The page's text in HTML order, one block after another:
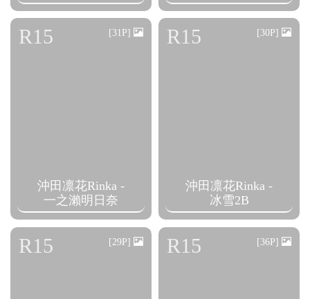
沖田凛花Rinka -
一之瀨明日奈
R15 [31P]
沖田凛花Rinka -
冰雪2B
R15 [30P]
R15 [29P] R15 [36P]